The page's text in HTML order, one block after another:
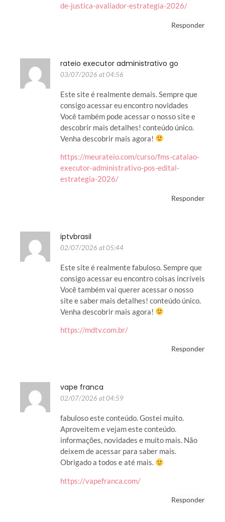
de-justica-avaliador-estrategia-2026/
Responder
rateio executor administrativo go
03/07/2026 at 04:56
Este site é realmente demais. Sempre que
consigo acessar eu encontro novidades
Você também pode acessar o nosso site e
descobrir mais detalhes! conteúdo único.
Venha descobrir mais agora!
https://meurateio.com/curso/fms-catalao-
executor-administrativo-pos-edital-
estrategia-2026/
Responder
iptvbrasil
02/07/2026 at 05:44
Este site é realmente fabuloso. Sempre que
consigo acessar eu encontro coisas incríveis
Você também vai querer acessar o nosso
site e saber mais detalhes! conteúdo único.
Venha descobrir mais agora!
https://mdtv.com.br/
Responder
vape franca
02/07/2026 at 04:59
fabuloso este conteúdo. Gostei muito.
Aproveitem e vejam este conteúdo.
informações, novidades e muito mais. Não
deixem de acessar para saber mais.
Obrigado a todos e até mais.
https://vapefranca.com/
Responder